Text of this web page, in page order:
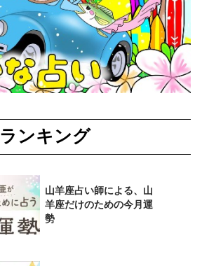
ランキング
山羊座占い師による、山
羊座だけのための今月運
勢